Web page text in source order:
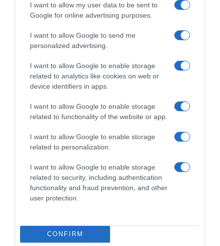
I want to allow my user data to be sent to
Google for online advertising purposes.
I want to allow Google to send me
personalized advertising.
I want to allow Google to enable storage
related to analytics like cookies on web or
device identifiers in apps.
I want to allow Google to enable storage
related to functionality of the website or app.
I want to allow Google to enable storage
related to personalization.
I want to allow Google to enable storage
related to security, including authentication
functionality and fraud prevention, and other
user protection.
CONFIRM
ΣΧΟΛΙΑ